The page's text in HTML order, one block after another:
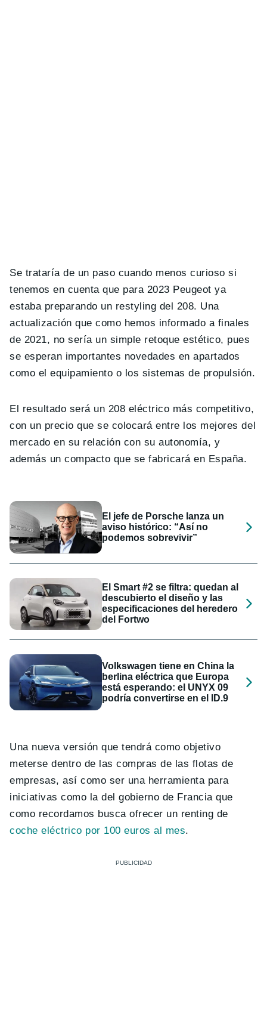
Se trataría de un paso cuando menos curioso si
tenemos en cuenta que para 2023 Peugeot ya
estaba preparando un restyling del 208. Una
actualización que como hemos informado a finales
de 2021, no sería un simple retoque estético, pues
se esperan importantes novedades en apartados
como el equipamiento o los sistemas de propulsión.
El resultado será un 208 eléctrico más competitivo,
con un precio que se colocará entre los mejores del
mercado en su relación con su autonomía, y
además un compacto que se fabricará en España.
El jefe de Porsche lanza un
aviso histórico: “Así no
podemos sobrevivir”
El Smart #2 se filtra: quedan al
descubierto el diseño y las
especificaciones del heredero
del Fortwo
Volkswagen tiene en China la
berlina eléctrica que Europa
está esperando: el UNYX 09
podría convertirse en el ID.9
Una nueva versión que tendrá como objetivo
meterse dentro de las compras de las flotas de
empresas, así como ser una herramienta para
iniciativas como la del gobierno de Francia que
como recordamos busca ofrecer un renting de
coche eléctrico por 100 euros al mes.